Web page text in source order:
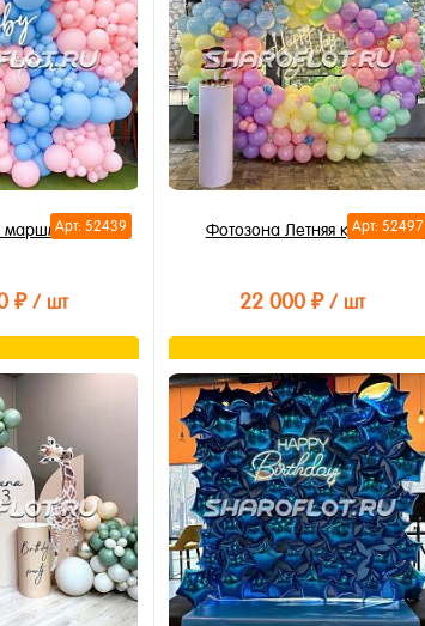
В избранное
В наличии
Арт: 52439
маршмелоу
₽ / шт
Арт: 52497
Фотозона Летняя красота
22 000 ₽ / шт
В корзину
Купить в 1 клик
В избранное
В наличии